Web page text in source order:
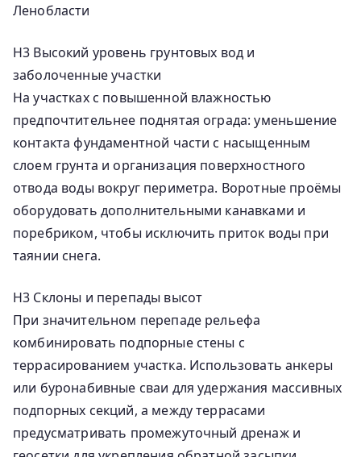
Ленобласти
H3 Высокий уровень грунтовых вод и
заболоченные участки
На участках с повышенной влажностью
предпочтительнее поднятая ограда: уменьшение
контакта фундаментной части с насыщенным
слоем грунта и организация поверхностного
отвода воды вокруг периметра. Воротные проёмы
оборудовать дополнительными канавками и
поребриком, чтобы исключить приток воды при
таянии снега.
H3 Склоны и перепады высот
При значительном перепаде рельефа
комбинировать подпорные стены с
террасированием участка. Использовать анкеры
или буронабивные сваи для удержания массивных
подпорных секций, а между террасами
предусматривать промежуточный дренаж и